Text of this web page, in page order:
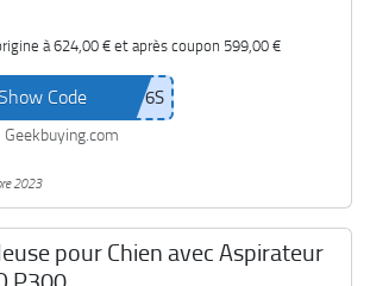
à624,00 €et après coupon 599,00 €
Code
Geekbuying.com
2023
pour Chien avec Aspirateur